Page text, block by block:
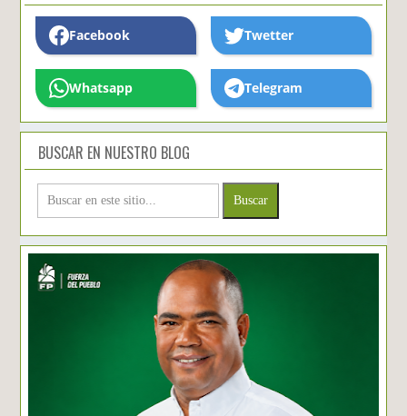
Facebook Twetter
Whatsapp Telegram
BUSCAR EN NUESTRO BLOG